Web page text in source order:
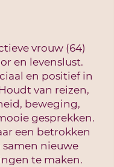
vrouw (64)
en levenslust.
en positief in
van reizen,
beweging,
gesprekken.
een betrokken
nieuwe
te maken.